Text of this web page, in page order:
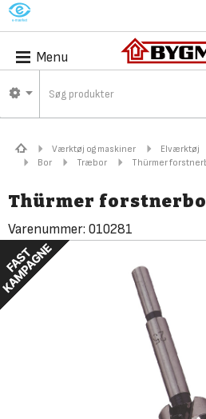
M
Menu
Værktøj og maskiner Elværktøj
Bor
Træbor Thürmer
Thürmer
Varenummer: 010281